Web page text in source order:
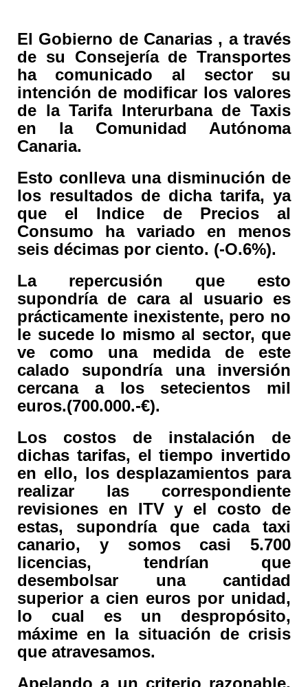
El Gobierno de Canarias , a través
de su Consejería de Transportes
ha comunicado al sector su
intención de modificar los valores
de la Tarifa Interurbana de Taxis
en la Comunidad Autónoma
Canaria.
Esto conlleva una disminución de
los resultados de dicha tarifa, ya
que el Indice de Precios al
Consumo ha variado en menos
seis décimas por ciento. (-O.6%).
La repercusión que esto
supondría de cara al usuario es
prácticamente inexistente, pero no
le sucede lo mismo al sector, que
ve como una medida de este
calado supondría una inversión
cercana a los setecientos mil
euros.(700.000.-€).
Los costos de instalación de
dichas tarifas, el tiempo invertido
en ello, los desplazamientos para
realizar las correspondiente
revisiones en ITV y el costo de
estas, supondría que cada taxi
canario, y somos casi 5.700
licencias, tendrían que
desembolsar una cantidad
superior a cien euros por unidad,
lo cual es un despropósito,
máxime en la situación de crisis
que atravesamos.